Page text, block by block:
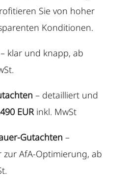
Sie von hoher
Konditionen.
– klar und knapp, ab
– detailliert und
EURinkl. MwSt
Gutachten –
AfA-Optimierung, ab